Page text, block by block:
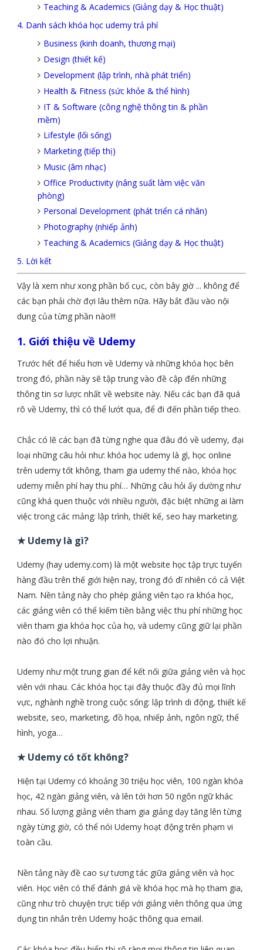
Teaching & Academics (Giảng dạy & Học thuật)
4. Danh sách khóa học udemy trả phí
Business (kinh doanh, thương mại)
Design (thiết kế)
Development (lập trình, nhà phát triển)
Health & Fitness (sức khỏe & thể hình)
IT & Software (công nghệ thông tin & phần
mềm)
Lifestyle (lối sống)
Marketing (tiếp thị)
Music (âm nhạc)
Office Productivity (nâng suất làm việc văn
phòng)
Personal Development (phát triển cá nhân)
Photography (nhiếp ảnh)
Teaching & Academics (Giảng dạy & Học thuật)
5. Lời kết
Vậy là xem như xong phần bố cục, còn bây giờ ... không để
các bạn phải chờ đợi lâu thêm nữa. Hãy bắt đầu vào nội
dung của từng phần nào!!!
1. Giới thiệu về Udemy
Trước hết để hiểu hơn về Udemy và những khóa học bên
trong đó, phần này sẽ tập trung vào đề cập đến những
thông tin sơ lược nhất về website này. Nếu các bạn đã quá
rõ về Udemy, thì có thể lướt qua, để đi đến phần tiếp theo.
Chắc có lẽ các bạn đã từng nghe qua đâu đó về udemy, đại
loại những câu hỏi như: khóa học udemy là gì, học online
trên udemy tốt không, tham gia udemy thế nào, khóa học
udemy miễn phí hay thu phí… Những câu hỏi ấy dường như
cũng khá quen thuộc với nhiều người, đặc biệt những ai làm
việc trong các mảng: lập trình, thiết kế, seo hay marketing.
★ Udemy là gì?
Udemy (hay udemy.com) là một website học tập trực tuyến
hàng đầu trên thế giới hiện nay, trong đó dĩ nhiên có cả Việt
Nam. Nền tảng này cho phép giảng viên tạo ra khóa học,
các giảng viên có thể kiếm tiền bằng việc thu phí những học
viên tham gia khóa học của họ, và udemy cũng giữ lại phần
nào đó cho lợi nhuận.
Udemy như một trung gian để kết nối giữa giảng viên và học
viên với nhau. Các khóa học tại đây thuộc đầy đủ mọi lĩnh
vực, nghành nghề trong cuộc sống: lập trình di động, thiết kế
website, seo, marketing, đồ họa, nhiếp ảnh, ngôn ngữ, thể
hình, yoga…
★ Udemy có tốt không?
Hiện tại Udemy có khoảng 30 triệu học viên, 100 ngàn khóa
học, 42 ngàn giảng viên, và lên tới hơn 50 ngôn ngữ khác
nhau. Số lượng giảng viên tham gia giảng dạy tăng lên từng
ngày từng giờ, có thể nói Udemy hoạt động trên phạm vi
toàn cầu.
Nền tảng này đề cao sự tương tác giữa giảng viên và học
viên. Học viên có thể đánh giá về khóa học mà họ tham gia,
cũng như trò chuyện trực tiếp với giảng viên thông qua ứng
dụng tin nhắn trên Udemy hoặc thông qua email.